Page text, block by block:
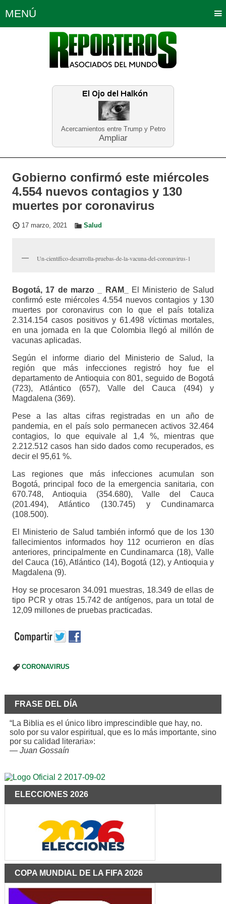
Acercamientos entre Trump y Petro
Ampliar
MENÚ
Política Opinión Bogotá
Planeta Tierra Deportes
Educación Neira
Gobierno confirmó este miércoles
4.554 nuevos contagios y 130
muertes por coronavirus
17 marzo, 2021 Salud
Un-científico-desarrolla-pruebas-de-la-vacuna-del-coronavirus-1
Bogotá, 17 de marzo _ RAM_
El Ministerio de Salud
confirmó este miércoles 4.554 nuevos contagios y 130
muertes por coronavirus con lo que el país totaliza
2.314.154 casos positivos y 61.498 víctimas mortales,
en una jornada en la que Colombia llegó al millón de
vacunas aplicadas.
Según el informe diario del Ministerio de Salud, la
región que más infecciones registró hoy fue el
departamento de Antioquia con 801, seguido de Bogotá
(723), Atlántico (657), Valle del Cauca (494) y
Magdalena (369).
Pese a las altas cifras registradas en un año de
pandemia, en el país solo permanecen activos 32.464
contagios, lo que equivale al 1,4 %, mientras que
2.212.512 casos han sido dados como recuperados, es
decir el 95,61 %.
Las regiones que más infecciones acumulan son
Bogotá, principal foco de la emergencia sanitaria, con
670.748, Antioquia (354.680), Valle del Cauca
(201.494), Atlántico (130.745) y Cundinamarca
(108.500).
El Ministerio de Salud también informó que de los 130
fallecimientos informados hoy 112 ocurrieron en días
anteriores, principalmente en Cundinamarca (18), Valle
del Cauca (16), Atlántico (14), Bogotá (12), y Antioquia y
Magdalena (9).
Hoy se procesaron 34.091 muestras, 18.349 de ellas de
tipo PCR y otras 15.742 de antígenos, para un total de
12,09 millones de pruebas practicadas.
CORONAVIRUS
FRASE DEL DÍA
“La Biblia es el único libro imprescindible que hay, no.
solo por su valor espiritual, que es lo más importante, sino
por su calidad literaria»:
— Juan Gossaín
ELECCIONES 2026
COPA MUNDIAL DE LA FIFA 2026